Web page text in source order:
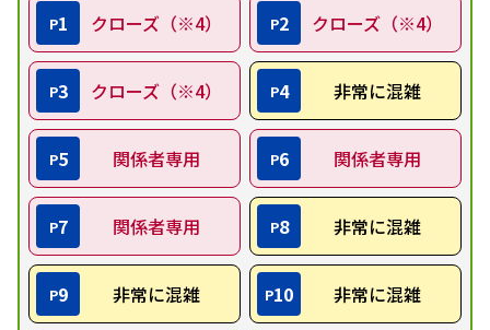
P1 クローズ（※4） P2 クローズ（※4）
P3 クローズ（※4） P4 非常に混雑
P5 関係者専用 P6 関係者専用
P7 関係者専用 P8 非常に混雑
P9 非常に混雑 P10 非常に混雑